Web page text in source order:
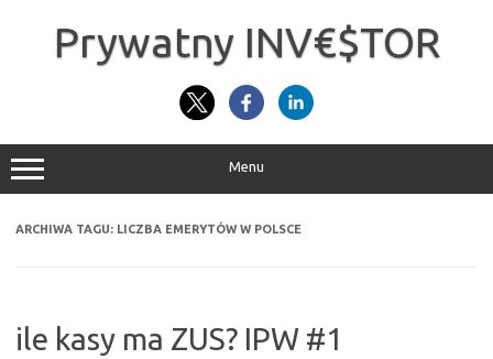
Prywatny INV€$TOR
Menu
ARCHIWA TAGU: LICZBA EMERYTÓW W POLSCE
ile kasy ma ZUS? IPW #1